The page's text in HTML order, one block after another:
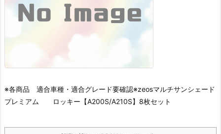
※各商品 適合車種・適合グレード要確認※zeosマルチサンシェード
プレミアム ロッキー【A200S/A210S】8枚セット